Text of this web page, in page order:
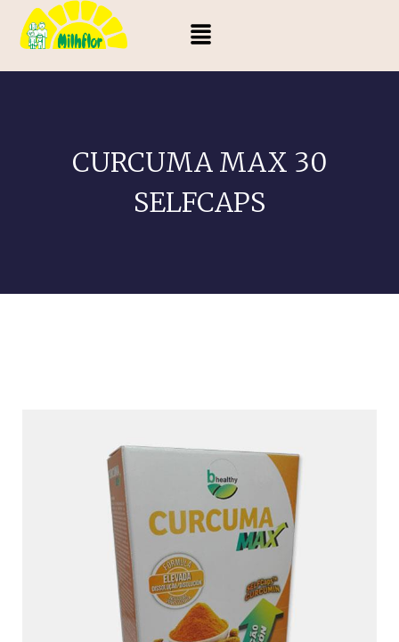
CURCUMA MAX 30
SELFCAPS